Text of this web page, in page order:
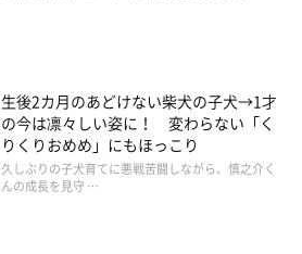
生後2カ月のあどけない柴犬の子犬→1才
の今は凛々しい姿に！ 変わらない「く
りくりおめめ」にもほっこり
久しぶりの子犬育てに悪戦苦闘しながら、慎之介く
んの成長を見守 …